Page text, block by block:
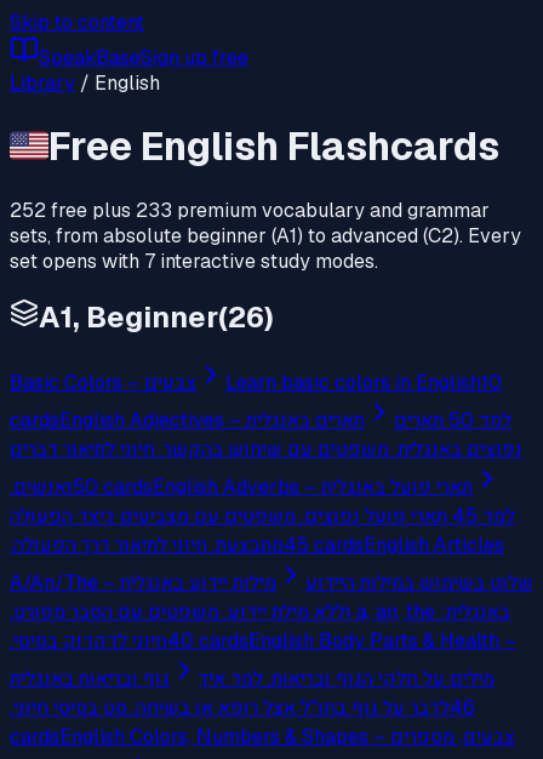
Skip to content
SpeakBaseSign up free
Library / English
🇺🇸Free English Flashcards
252 free plus 233 premium vocabulary and grammar
sets, from absolute beginner (A1) to advanced (C2). Every
set opens with 7 interactive study modes.
A1, Beginner(26)
Basic Colors – צבעים Learn basic colors in English10
cards
English Adjectives – תארים באנגלית
למד 50 תארים
נפוצים באנגלית. משפטים עם שימוש בהקשר. חיוני לתיאור דברים
ואנשים.50 cards
English Adverbs – תארי פועל באנגלית
למד 45 תארי פועל נפוצים. משפטים עם מצביעים כיצד הפעולה
מתבצעת. חיוני לתיאור דרך הפעולה.45 cardsEnglish Articles
A/An/The – מילות יידוע באנגלית
שלוט בשימוש במילות היידוע
באנגלית: a, an, the וללא מילת יידוע. משפטים עם הסבר מפורט.
חיוני לדקדוק בסיסי.40 cardsEnglish Body Parts & Health –
גוף ובריאות באנגלית
מילים על חלקי הגוף ובריאות. למד איך
לדבר על גוף בחו"ל אצל רופא או בשיחה. סט בסיסי חיוני.46
cardsEnglish Colors, Numbers & Shapes – צבעים, מספרים